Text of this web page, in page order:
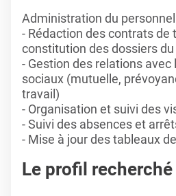
Administration du personnel
- Rédaction des contrats de
constitution des dossiers du
- Gestion des relations
sociaux (mutuelle,
travail)
- Organisation et suivi des
- Suivi des absences et
- Mise à jour des tableaux
Le profil recherché